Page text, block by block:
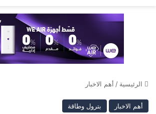
الرئيسية / أهم الاخبار
أهم الاخبار بترول وطاقة